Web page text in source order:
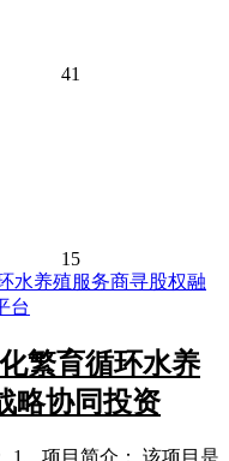
41
15
繁育循环水养
略协同投资
1、项目简介： 该项目是